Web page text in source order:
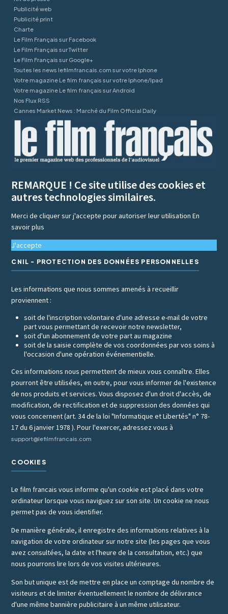
Publicité web
Publicité print
Charte
Le Film Français sur Facebook
Le Film Français sur Twitter
Le Film Français sur Google+
Toutes les news lefilmfrancais.com sur votre Iphone
Votre magazine Le film français sur votre Iphone/Ipad
Votre magazine Le film français sur Android
Nos Flux RSS
Cannes Market News : Marché du Film Official Daily
REMARQUE ! Ce site utilise des cookies et
autres technologies similaires.
Merci de cliquer sur j'accepte pour autoriser leur utilisationEn
savoir plus
J'accepte
CNIL - PROTECTION DES DONNÉES PERSONNELLES
Les informations que nous sommes amenés à recueillir
proviennent :
soit de l'inscription volontaire d'une adresse e-mail de votre
part vous permettant de recevoir notre newsletter,
soit d'un abonnement de votre part au magazine
soit de la saisie complète de vos coordonnées par vos soins à
l'occasion d'une opération événementielle.
Ces informations nous permettent de mieux vous connaître. Elles
pourront être utilisées, en outre, pour vous informer de l'existence
de nos produits et services. Vous disposez d'un droit d'accès, de
modification, de rectification et de suppression des données qui
vous concernent (art. 34 de la loi "Informatique et Libertés" n° 78-
17 du 6 janvier 1978 ). Pour l'exercer, adressez vous à
support@lefilmfrancais.com
COOKIES
Le film francais vous informe qu'un cookie est placé dans votre
ordinateur lorsque vous naviguez sur son site. Un cookie ne nous
permet pas de vous identifier.
De manière générale, il enregistre des informations relatives à la
navigation de votre ordinateur sur notre site (les pages que vous
avez consultées, la date et l'heure de la consultation, etc.) que
nous pourrons lire lors de vos visites ultérieures.
Son but unique est de mettre en place un comptage du nombre de
visiteurs et de limiter éventuellement le nombre de délivrance
d'une même bannière publicitaire à un même utilisateur.